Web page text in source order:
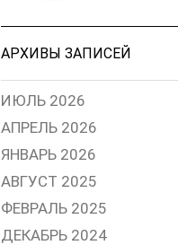
АРХИВЫ ЗАПИСЕЙ
ИЮЛЬ 2026
АПРЕЛЬ 2026
ЯНВАРЬ 2026
АВГУСТ 2025
ФЕВРАЛЬ 2025
ДЕКАБРЬ 2024